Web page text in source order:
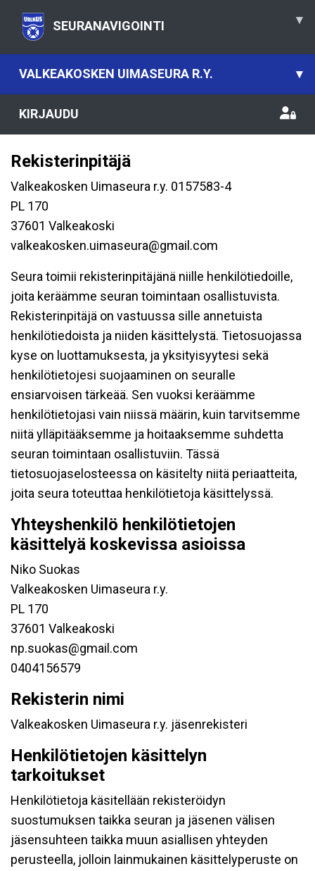
SEURANAVIGOINTI ▾
VALKEAKOSKEN UIMASEURA R.Y. ▾
KIRJAUDU
Rekisterinpitäjä
Valkeakosken Uimaseura r.y. 0157583-4
PL 170
37601 Valkeakoski
valkeakosken.uimaseura@gmail.com
Seura toimii rekisterinpitäjänä niille henkilötiedoille,
joita keräämme seuran toimintaan osallistuvista.
Rekisterinpitäjä on vastuussa sille annetuista
henkilötiedoista ja niiden käsittelystä. Tietosuojassa
kyse on luottamuksesta, ja yksityisyytesi sekä
henkilötietojesi suojaaminen on seuralle
ensiarvoisen tärkeää. Sen vuoksi keräämme
henkilötietojasi vain niissä määrin, kuin tarvitsemme
niitä ylläpitääksemme ja hoitaaksemme suhdetta
seuran toimintaan osallistuviin. Tässä
tietosuojaselosteessa on käsitelty niitä periaatteita,
joita seura toteuttaa henkilötietoja käsittelyssä.
Yhteyshenkilö henkilötietojen
käsittelyä koskevissa asioissa
Niko Suokas
Valkeakosken Uimaseura r.y.
PL 170
37601 Valkeakoski
np.suokas@gmail.com
0404156579
Rekisterin nimi
Valkeakosken Uimaseura r.y. jäsenrekisteri
Henkilötietojen käsittelyn
tarkoitukset
Henkilötietoja käsitellään rekisteröidyn
suostumuksen taikka seuran ja jäsenen välisen
jäsensuhteen taikka muun asiallisen yhteyden
perusteella, jolloin lainmukainen käsittelyperuste on